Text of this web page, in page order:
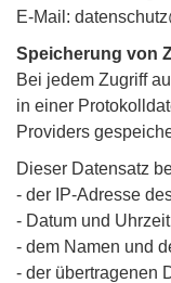
E-Mail:
Speicherung von
Bei jedem Zugriff
in einer
Providers
Dieser Datensatz
- der IP-Adresse
- Datum und
- dem Namen und
- der übertragenen